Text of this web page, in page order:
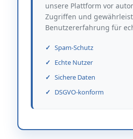
unsere Plattform vor
Zugriffen und
Benutzererfahrung für
Spam-Schutz
Echte Nutzer
Sichere Daten
DSGVO-konform